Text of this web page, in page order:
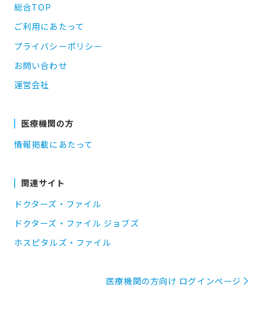
総合TOP
ご利用にあたって
プライバシーポリシー
お問い合わせ
運営会社
医療機関の方
情報掲載にあたって
関連サイト
ドクターズ・ファイル
ドクターズ・ファイル ジョブズ
ホスピタルズ・ファイル
医療機関の方向け ログインページ